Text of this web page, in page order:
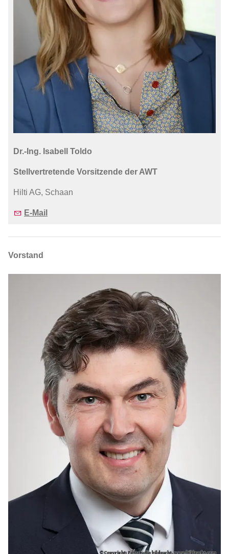
Dr.-Ing. Isabell Toldo
Stellvertretende Vorsitzende der AWT
Hilti AG, Schaan
E-Mail
Vorstand